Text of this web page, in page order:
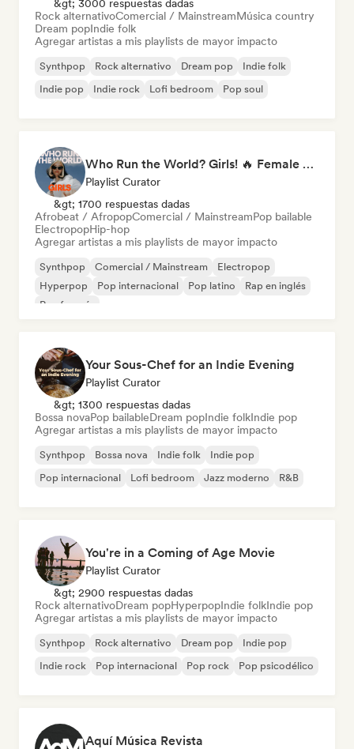
&gt; 3000 respuestas dadas
Rock alternativoComercial / MainstreamMúsica country
Dream popIndie folk
Agregar artistas a mis playlists de mayor impacto
Synthpop Rock alternativo Dream pop
Indie folk
Indie pop
Indie rock Lofi bedroom Pop soul
Who Run the World? Girls! 🔥 Female Empowerment Pop & Girl-Power Anthems
Playlist Curator
&gt; 1700 respuestas dadas
Afrobeat / AfropopComercial / MainstreamPop bailable
ElectropopHip-hop
Agregar artistas a mis playlists de mayor impacto
Synthpop Comercial / Mainstream
Electropop
Hyperpop
Pop internacional Pop latino
Rap en inglés
Rap francés
Your Sous-Chef for an Indie Evening
Playlist Curator
&gt; 1300 respuestas dadas
Bossa novaPop bailableDream popIndie folkIndie pop
Agregar artistas a mis playlists de mayor impacto
Synthpop Bossa nova Indie folk
Indie pop
Pop internacional
Lofi bedroom Jazz moderno R&B
You're in a Coming of Age Movie
Playlist Curator
&gt; 2900 respuestas dadas
Rock alternativoDream popHyperpopIndie folkIndie pop
Agregar artistas a mis playlists de mayor impacto
Synthpop Rock alternativo Dream pop
Indie pop
Indie rock
Pop internacional Pop rock Pop psicodélico
Aquí Música Revista